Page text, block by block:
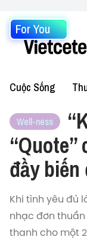
For You
Cuộc Sống
Well-ness
“Quote”
đầy biến
Khi tình yêu đủ
nhạc đơn
thanh cho một